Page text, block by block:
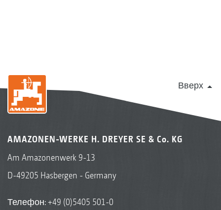
ввода наименования удобрений,
состава удобрений, размера гранул или
насыпной массы.
EasyCheck
Второй компонент приложения
цифровой мобильный контрольный
стенд EasyCheck. Здесь улавливающие
Вверх
AMAZONEN-WERKE H. DREYER SE & Co. KG
Am Amazonenwerk 9-13
D-49205 Hasbergen - Germany
Телефон:+49 (0)5405 501-0